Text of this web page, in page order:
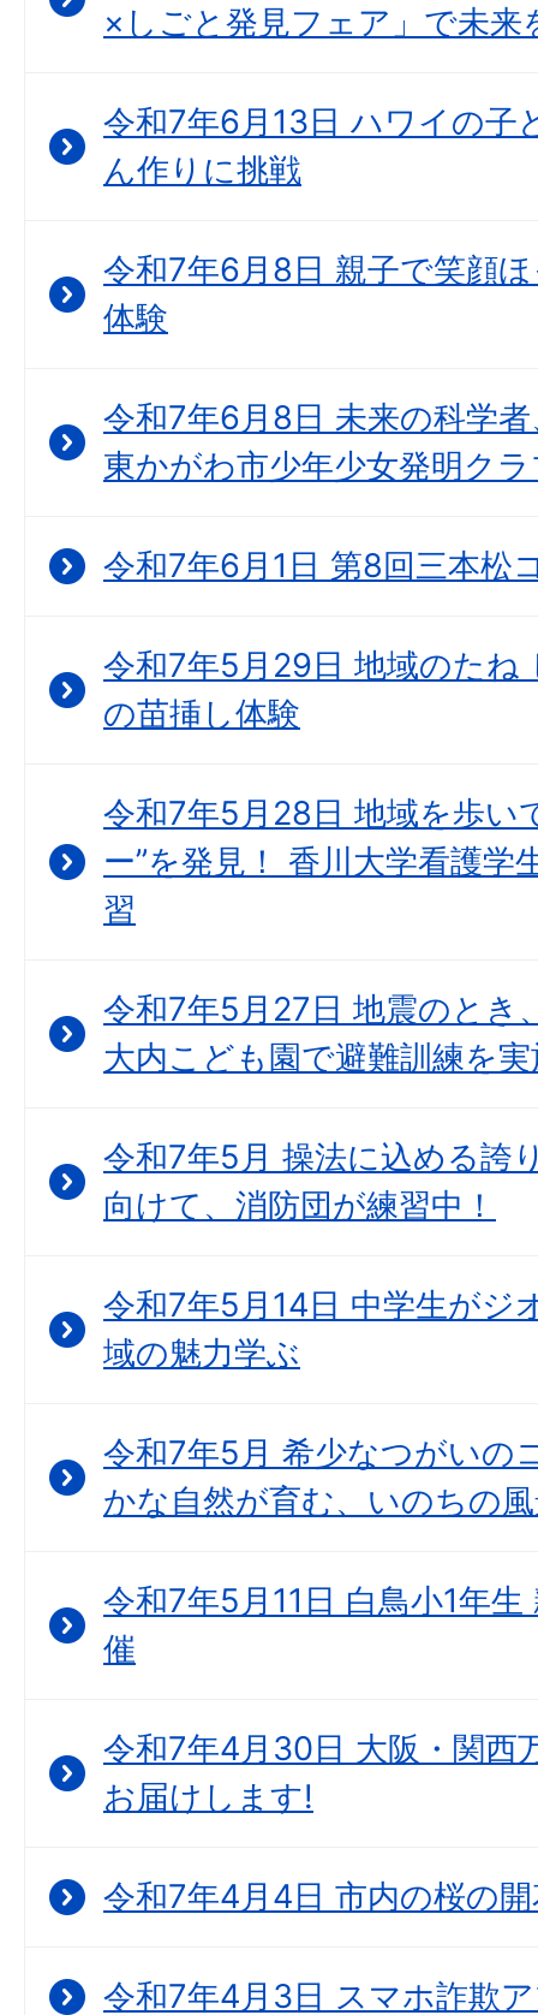
×しごと発見フェア」で未来
令和7年6月13日 ハワイの子
ん作りに挑戦
令和7年6月8日 親子で笑顔
体験
令和7年6月8日 未来の科学
東かがわ市少年少女発明ク
令和7年6月1日 第8回三本松
令和7年5月29日 地域のたね
の苗挿し体験
令和7年5月28日 地域を歩い
ー”を発見！ 香川大学看護学
習
令和7年5月27日 地震のとき
大内こども園で避難訓練を実
令和7年5月 操法に込める誇
向けて、消防団が練習中！
令和7年5月14日 中学生がジ
域の魅力学ぶ
令和7年5月 希少なつがいの
かな自然が育む、いのちの
令和7年5月11日 白鳥小1年
催
令和7年4月30日 大阪・関西
お届けします!
令和7年4月4日 市内の桜の
令和7年4月3日 スマホ詐欺